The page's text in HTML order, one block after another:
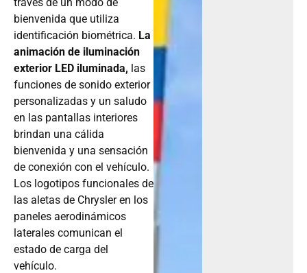
bienvenida que utiliza
identificación biométrica. La
animación de iluminación
exterior LED iluminada, las
funciones de sonido exterior
personalizadas y un saludo
en las pantallas interiores
brindan una cálida
bienvenida y una sensación
de conexión con el vehículo.
Los logotipos funcionales de
las aletas de Chrysler en los
paneles aerodinámicos
laterales comunican el
estado de carga del
vehículo.